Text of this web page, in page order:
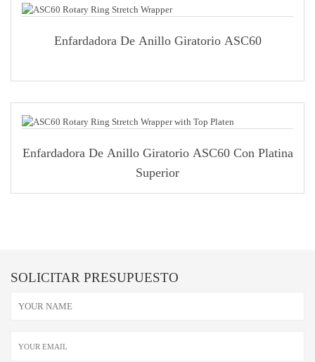
Enfardadora De Anillo Giratorio ASC60
Enfardadora De Anillo Giratorio ASC60 Con Platina
Superior
SOLICITAR PRESUPUESTO